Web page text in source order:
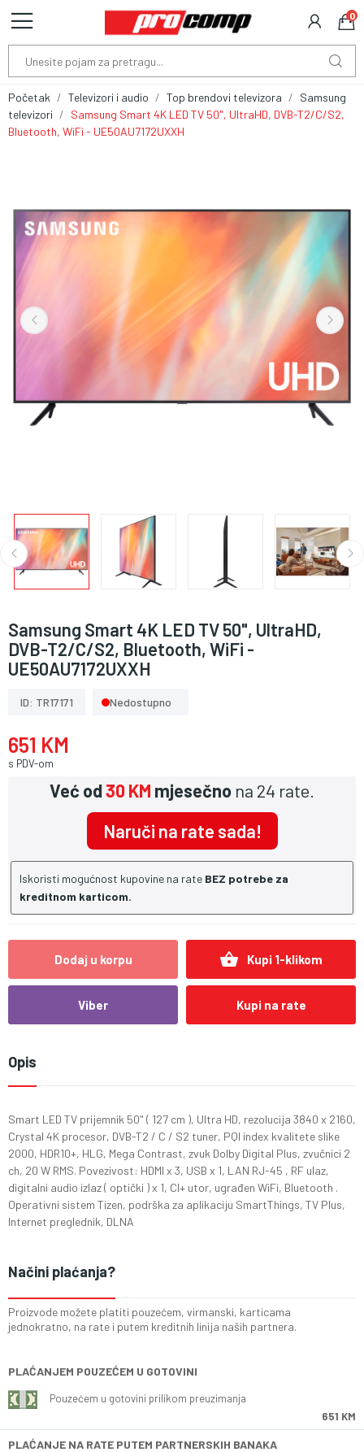
0
Početak Televizori i audio Top brendovi televizora
Samsung
televizori
Samsung Smart 4K LED TV 50", UltraHD, DVB-T2/C/S2,
Bluetooth, WiFi - UE50AU7172UXXH
Samsung Smart 4K LED TV 50", UltraHD,
DVB-T2/C/S2, Bluetooth, WiFi -
UE50AU7172UXXH
ID: TR17171 Nedostupno
651 KM
s PDV-om
Već od30 KM mjesečno na 24 rate.
Naruči na rate sada!
Iskoristi mogućnost kupovine na rate BEZ potrebe za
kreditnom karticom.
Dodaj u korpu shopping_basket Kupi 1-klikom
Viber Kupi na rate
Opis
Smart LED TV prijemnik 50" ( 127 cm ), Ultra HD, rezolucija 3840 x 2160,
Crystal 4K procesor, DVB-T2 / C / S2 tuner, PQI index kvalitete slike
2000, HDR10+, HLG, Mega Contrast, zvuk Dolby Digital Plus, zvučnici 2
ch, 20 W RMS. Povezivost: HDMI x 3, USB x 1, LAN RJ-45 , RF ulaz,
digitalni audio izlaz ( optički ) x 1, CI+ utor, ugrađen WiFi, Bluetooth .
Operativni sistem Tizen, podrška za aplikaciju SmartThings, TV Plus,
Internet preglednik, DLNA
Načini plaćanja?
Proizvode možete platiti pouzećem, virmanski, karticama
jednokratno, na rate i putem kreditnih linija naših partnera.
PLAĆANJEM POUZEĆEM U GOTOVINI
Pouzećem u gotovini prilikom preuzimanja
651 KM
PLAĆANJE NA RATE PUTEM PARTNERSKIH BANAKA